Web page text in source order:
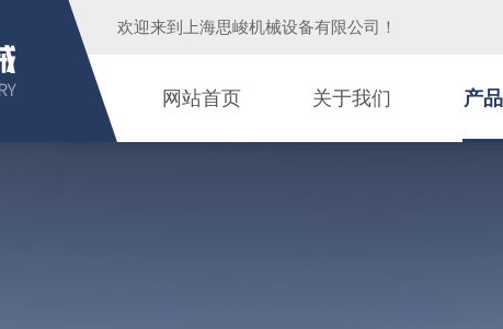
欢迎来到 上海思峻机械设备有限公司 ！
网站首页 关于我们 产